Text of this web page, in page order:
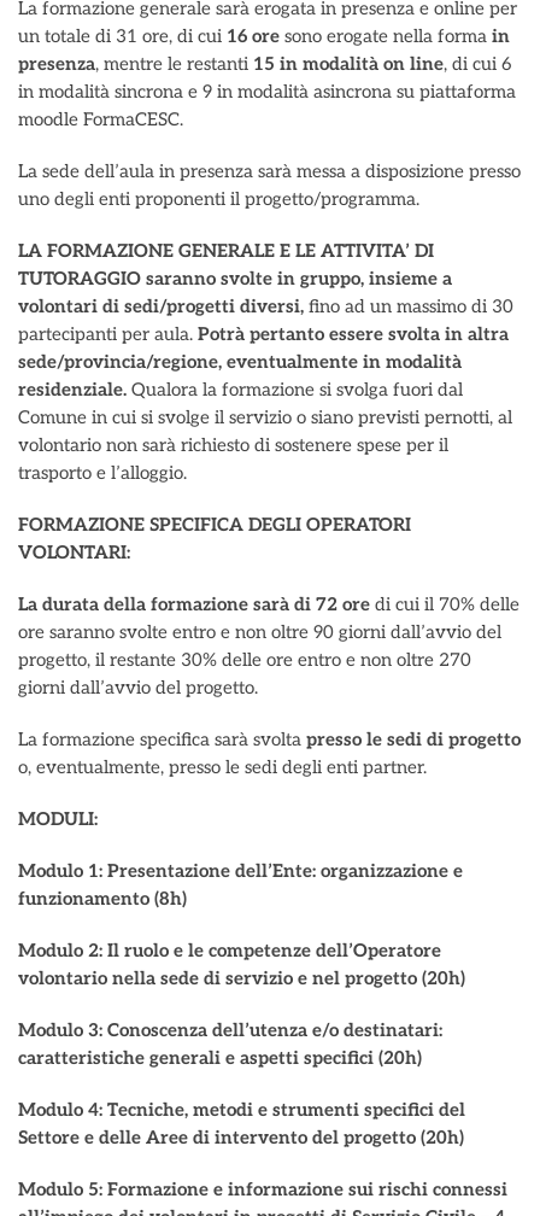
La formazione generale sarà erogata in presenza e online per
un totale di 31 ore, di cui 16 ore sono erogate nella forma in
presenza, mentre le restanti 15 in modalità on line, di cui 6
in modalità sincrona e 9 in modalità asincrona su piattaforma
moodle FormaCESC.
La sede dell’aula in presenza sarà messa a disposizione presso
uno degli enti proponenti il progetto/programma.
LA FORMAZIONE GENERALE E LE ATTIVITA’ DI
TUTORAGGIO saranno svolte in gruppo, insieme a
volontari di sedi/progetti diversi, fino ad un massimo di 30
partecipanti per aula. Potrà pertanto essere svolta in altra
sede/provincia/regione, eventualmente in modalità
residenziale. Qualora la formazione si svolga fuori dal
Comune in cui si svolge il servizio o siano previsti pernotti, al
volontario non sarà richiesto di sostenere spese per il
trasporto e l’alloggio.
FORMAZIONE SPECIFICA DEGLI OPERATORI
VOLONTARI:
La durata della formazione sarà di 72 ore di cui il 70% delle
ore saranno svolte entro e non oltre 90 giorni dall’avvio del
progetto, il restante 30% delle ore entro e non oltre 270
giorni dall’avvio del progetto.
La formazione specifica sarà svolta presso le sedi di progetto
o, eventualmente, presso le sedi degli enti partner.
MODULI:
Modulo 1: Presentazione dell’Ente: organizzazione e
funzionamento (8h)
Modulo 2: Il ruolo e le competenze dell’Operatore
volontario nella sede di servizio e nel progetto (20h)
Modulo 3: Conoscenza dell’utenza e/o destinatari:
caratteristiche generali e aspetti specifici (20h)
Modulo 4: Tecniche, metodi e strumenti specifici del
Settore e delle Aree di intervento del progetto (20h)
Modulo 5: Formazione e informazione sui rischi connessi